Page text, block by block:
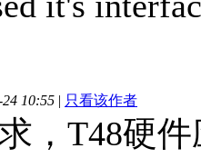
10:55 | 只看该作者
，T48硬